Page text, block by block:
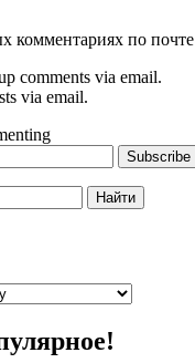
комментариях по почте
comments via email.
via email.